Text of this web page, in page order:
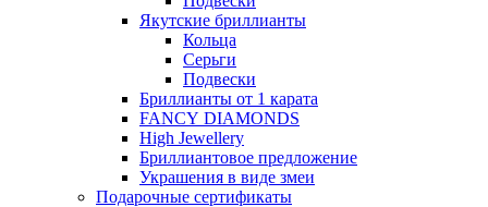
Якутские бриллианты
Кольца
Серьги
Подвески
Бриллианты от 1 карата
FANCY DIAMONDS
High Jewellery
Бриллиантовое предложение
Украшения в виде змеи
Подарочные сертификаты